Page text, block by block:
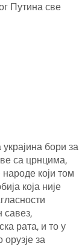
Путина све
бори за
са црнцима,
народе који том
која није
рата, и то у
за